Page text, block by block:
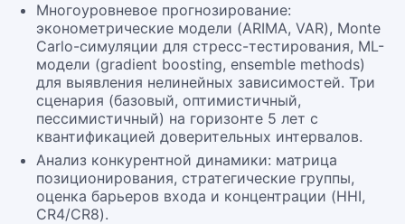
Многоуровневое прогнозирование:
эконометрические модели (ARIMA, VAR), Monte
Carlo-симуляции для стресс-тестирования, ML-
модели (gradient boosting, ensemble methods)
для выявления нелинейных зависимостей. Три
сценария (базовый, оптимистичный,
пессимистичный) на горизонте 5 лет с
квантификацией доверительных интервалов.
Анализ конкурентной динамики: матрица
позиционирования, стратегические группы,
оценка барьеров входа и концентрации (HHI,
CR4/CR8).